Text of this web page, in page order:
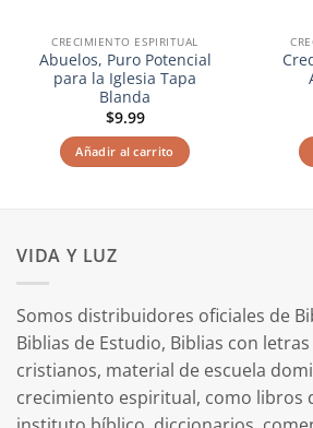
CRECIMIENTO ESPIRITUAL
Abuelos, Puro Potencial
para la Iglesia Tapa
Blanda
$9.99
Añadir al carrito
VIDA Y LUZ
Somos distribuidores oficiales de
Biblias de Estudio, Biblias con
cristianos, material de escuela
crecimiento espiritual, como libros